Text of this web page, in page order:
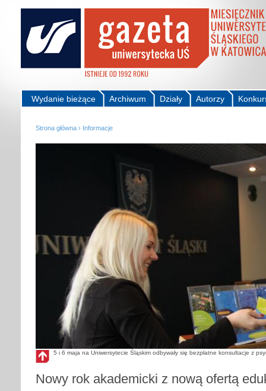
Autorzy
Działy
Archiwum
Wydanie bieżące
Strona główna › Informacje
5 i 6 maja na Uniwersytecie Śląskim odbywały się bezpłatne konsultacje z
Nowy rok akademicki z nową ofertą